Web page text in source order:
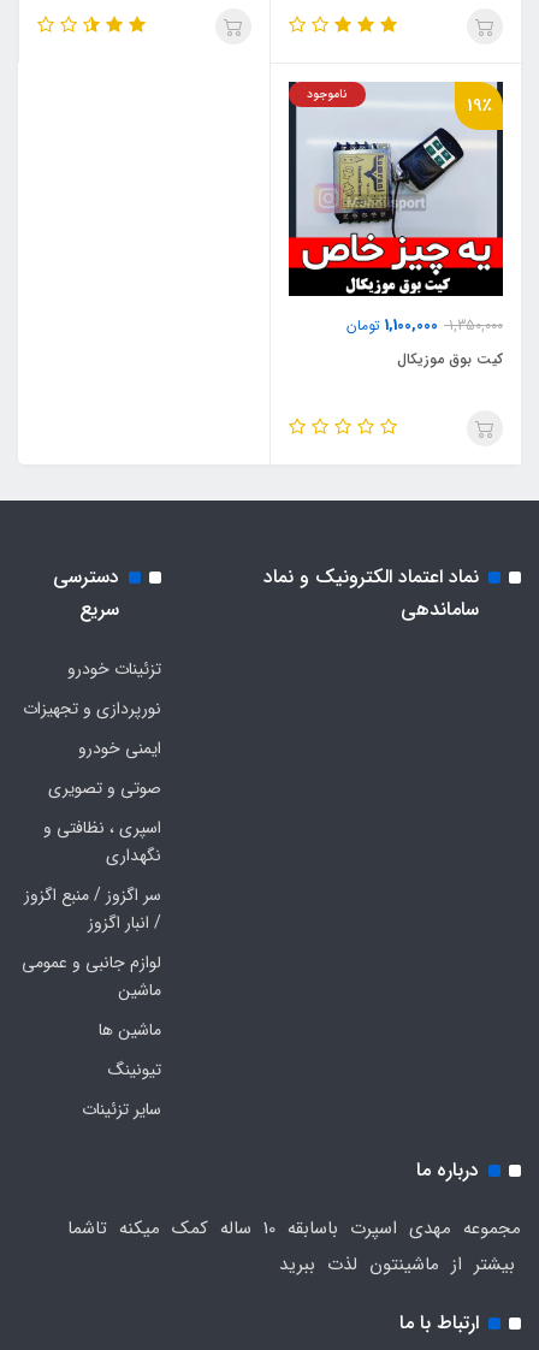
19٪
1,350,000
1,100,000 تومان
ناموجود
کیت بوق موزیکال
نماد اعتماد الکترونیک و نماد
ساماندهی
دسترسی
سریع
تزئینات خودرو
نورپردازی و تجهیزات
ایمنی خودرو
صوتی و تصویری
اسپری ، نظافتی و
نگهداری
سر اگزوز / منبع اگزوز
/ انبار اگزوز
لوازم جانبی و عمومی
ماشین
ماشین ها
تیونینگ
سایر تزئینات
درباره ما
مجموعه مهدی اسپرت باسابقه 10 ساله کمک میکنه تاشما
بیشتر از ماشینتون لذت ببرید
ارتباط با ما